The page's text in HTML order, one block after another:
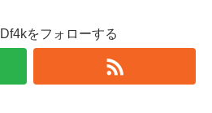
をフォローする